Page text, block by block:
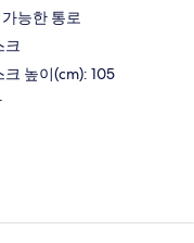
능한 통로
크
높이(cm): 105